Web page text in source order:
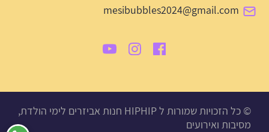
mesibubbles2024@gmail.com
© כל הזכויות שמורות ל HIPHIP חנות אביזרים לימי הולדת,
מסיבות ואירועים